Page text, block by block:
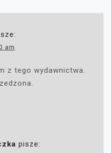
am
z tego wydawnictwa.
pisze: